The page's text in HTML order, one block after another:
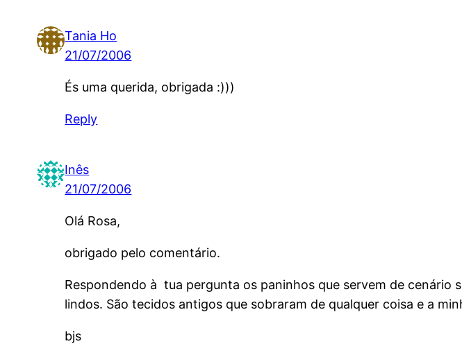
Tania Ho
21/07/2006
És uma querida, obrigada :)))
Reply
Inês
21/07/2006
Olá Rosa,
obrigado pelo comentário.
Respondendo à tua pergunta os paninhos que servem de cenário
lindos. São tecidos antigos que sobraram de qualquer coisa e a
bjs